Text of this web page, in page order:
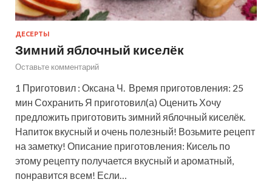
ДЕСЕРТЫ
Зимний яблочный киселёк
Оставьте комментарий
1 Приготовил : Оксана Ч. Время приготовления: 25
мин Сохранить Я приготовил(а) Оценить Хочу
предложить приготовить зимний яблочный киселёк.
Напиток вкусный и очень полезный! Возьмите рецепт
на заметку! Описание приготовления: Кисель по
этому рецепту получается вкусный и ароматный,
понравится всем! Если…